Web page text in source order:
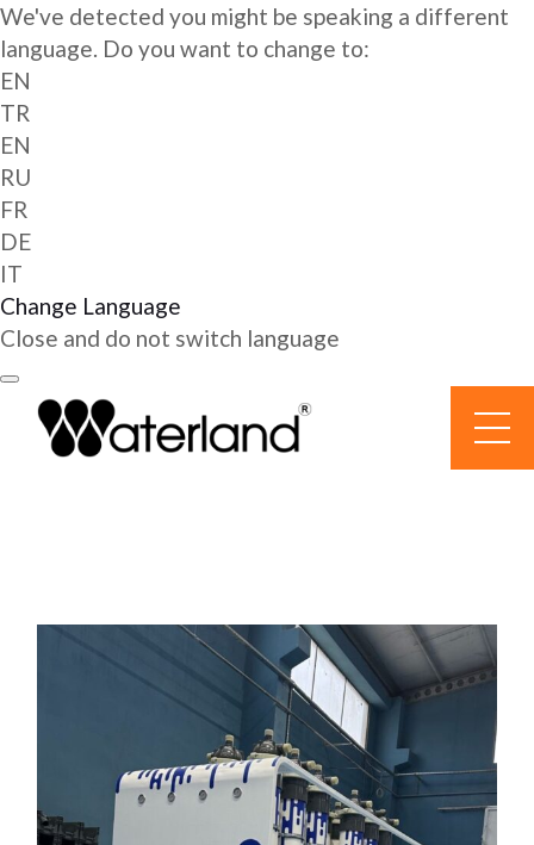
We've detected you might be speaking a different
language. Do you want to change to:
EN
TR
EN
RU
FR
DE
IT
Change Language
Close and do not switch language
Перейти
содержанию